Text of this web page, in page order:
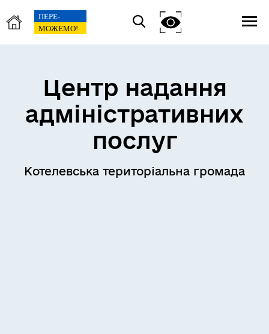
Центр надання
адміністративних
послуг
Котелевська територіальна громада